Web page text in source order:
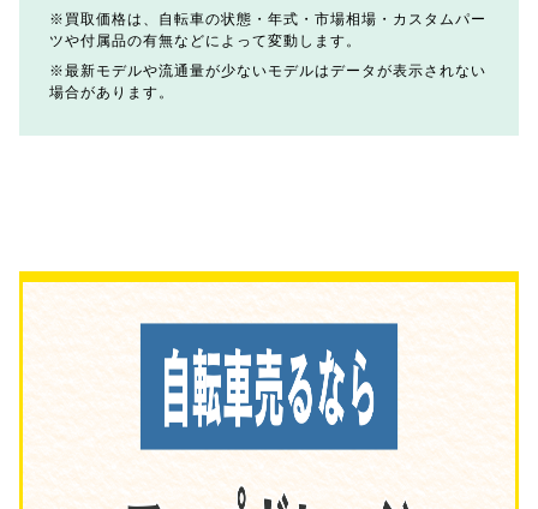
買取価格は、自転車の状態・年式・市場相場・カスタムパー
ツや付属品の有無などによって変動します。
最新モデルや流通量が少ないモデルはデータが表示されない
場合があります。